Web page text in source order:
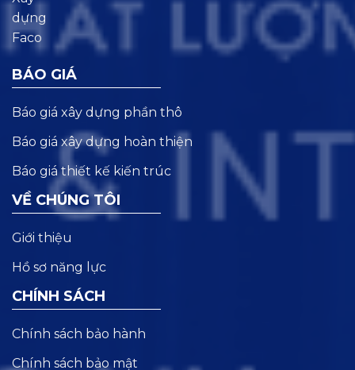
BÁO GIÁ
Báo giá xây dựng phần thô
Báo giá xây dựng hoàn thiện
Báo giá thiết kế kiến trúc
VỀ CHÚNG TÔI
Giới thiệu
Hồ sơ năng lực
CHÍNH SÁCH
Chính sách bảo hành
Chính sách bảo mật